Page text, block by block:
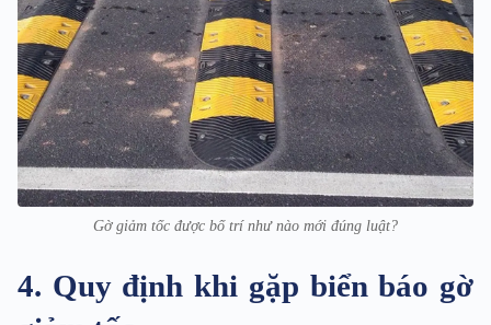
Gờ giảm tốc được bố trí như nào mới đúng luật?
4. Quy định khi gặp biển báo gờ